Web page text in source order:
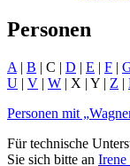
Personen
A | B | C | D | E | F |
U | V | W | X | Y | Z |
Personen mit „
Für technische
Sie sich bitte an